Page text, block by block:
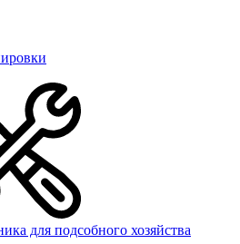
для подсобного хозяйства